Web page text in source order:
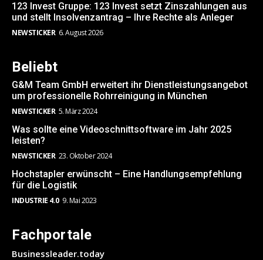
123 Invest Gruppe: 123 Invest setzt Zinszahlungen aus
und stellt Insolvenzantrag – Ihre Rechte als Anleger
NEWSTICKER 6. August 2026
Beliebt
G&M Team GmbH erweitert ihr Dienstleistungsangebot
um professionelle Rohrreinigung in München
NEWSTICKER 5. März 2024
Was sollte eine Videoschnittsoftware im Jahr 2025
leisten?
NEWSTICKER 23. Oktober 2024
Hochstapler erwünscht – Eine Handlungsempfehlung
für die Logistik
INDUSTRIE 4.0 9. Mai 2023
Fachportale
Businessleader.today